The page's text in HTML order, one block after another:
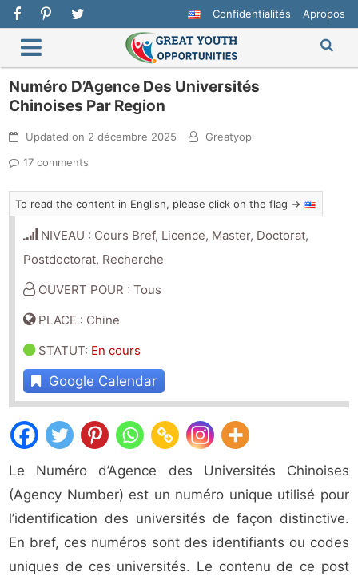
Confidentialités Apropos
Numéro D’Agence Des Universités
Chinoises Par Region
Updated on 2 décembre 2025
Greatyop
17 comments
To read the content in English, please click on the flag →
NIVEAU : Cours Bref, Licence, Master, Doctorat,
Postdoctorat, Recherche
OUVERT POUR : Tous
PLACE : Chine
STATUT: En cours
Google Calendar
Le Numéro d’Agence des Universités Chinoises
(Agency Number) est un numéro unique utilisé pour
l’identification des universités de façon distinctive.
En bref, ces numéros sont des identifiants ou codes
uniques de ces universités. Le contenu de ce post